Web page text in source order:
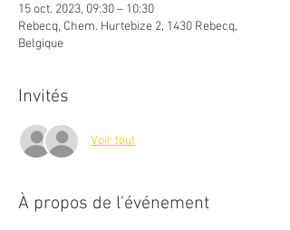
15 oct. 2023, 09:30 – 10:30
Rebecq, Chem. Hurtebize 2, 1430 Rebecq,
Belgique
Invités
Voir tout
À propos de l'événement